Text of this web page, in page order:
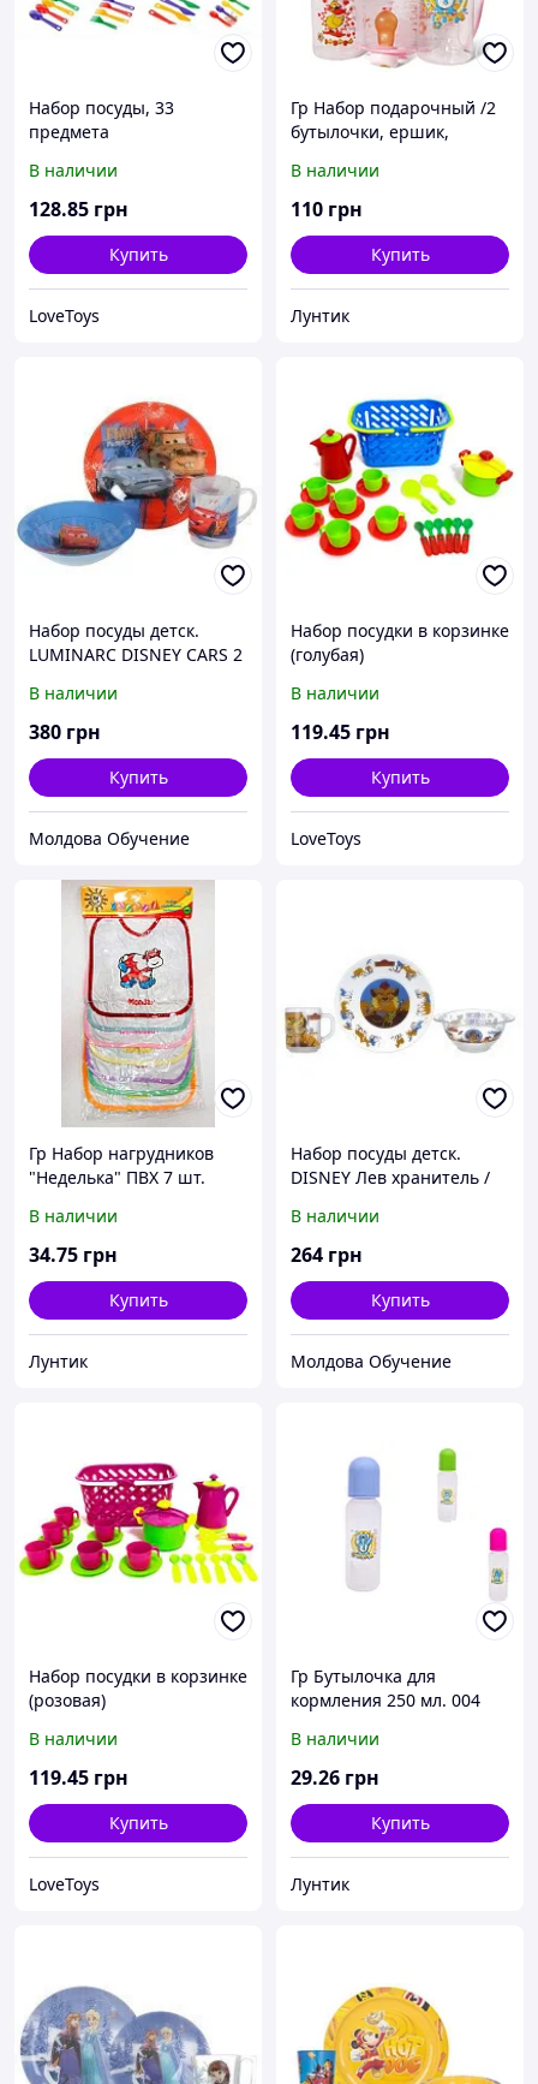
Набор посуды, 33
предмета
В наличии
128.85 грн
Купить
LoveToys
Гр Набор подарочный /2
бутылочки, ершик,
(10) "ЗАБАВА"
В наличии
110 грн
Купить
Лунтик
Набор посуды детск.
LUMINARC DISNEY CARS 2
В наличии
380 грн
Купить
Молдова Обучение
Набор посудки в корзинке
(голубая)
В наличии
119.45 грн
Купить
LoveToys
Гр Набор нагрудников
"Неделька" ПВХ 7 шт.
"ЗАБАВА"
В наличии
34.75 грн
Купить
Лунтик
Набор посуды детск.
DISNEY Лев хранитель /
В наличии
264 грн
Купить
Молдова Обучение
Набор посудки в корзинке
(розовая)
В наличии
119.45 грн
Купить
LoveToys
Гр Бутылочка для
кормления 250 мл. 004
В наличии
29.26 грн
Купить
Лунтик